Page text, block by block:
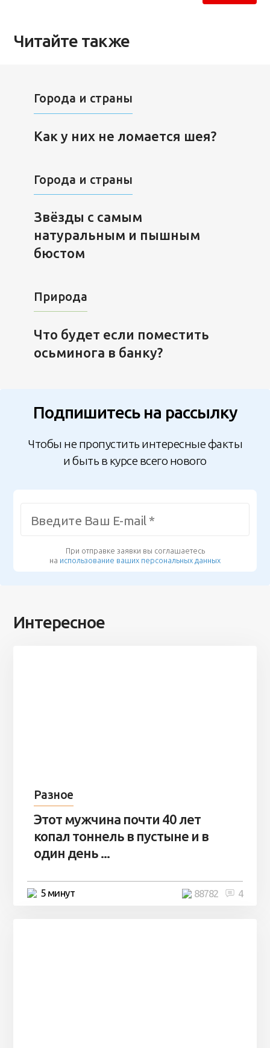
Читайте также
Города и страны
Как у них не ломается шея?
Города и страны
Звёзды с самым
натуральным и пышным
бюстом
Природа
Что будет если поместить
осьминога в банку?
Подпишитесь на рассылку
Чтобы не пропустить интересные факты
и быть в курсе всего нового
При отправке заявки вы соглашаетесь
на использование ваших персональных данных
Интересное
Разное
Этот мужчина почти 40 лет
копал тоннель в пустыне и в
один день ...
5 минут 4
88782